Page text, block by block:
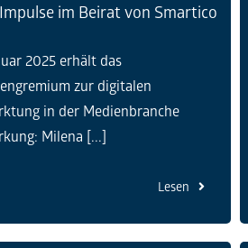
im Beirat von Smartico
2025 erhält das
zur digitalen
in der Medienbranche
Milena [...]
Lesen